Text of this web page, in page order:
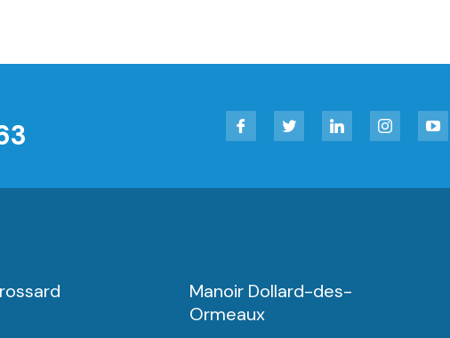
Facebook Twitter LinkedIn Instagram
Manoir Dollard-des-
Ormeaux